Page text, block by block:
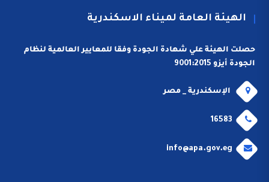
الهيئة العامة لميناء الاسكندرية
حصلت الهيئة علي شهادة الجودة وفقا للمعايير العالمية لنظام
الجودة أيزو 9001:2015
الإسكندرية _ مصر
16583
info@apa.gov.eg